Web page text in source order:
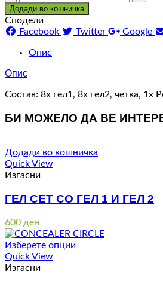
Додади во кошничка
Сподели
Facebook
Twitter Google
Опис
Опис
Состав: 8х гел1, 8х гел2, четка, 1х
БИ МОЖЕЛО ДА ВЕ
Додади во кошничка
Quick View
Изгасни
ГЕЛ СЕТ СО ГЕЛ 1 И ГЕЛ 2
600 ден
Изберете опции
Quick View
Изгасни